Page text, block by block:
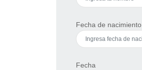
Fecha de nacimiento
Fecha